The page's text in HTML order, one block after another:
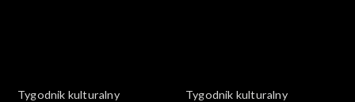
Tygodnik kulturalny
Tygodnik kulturalny